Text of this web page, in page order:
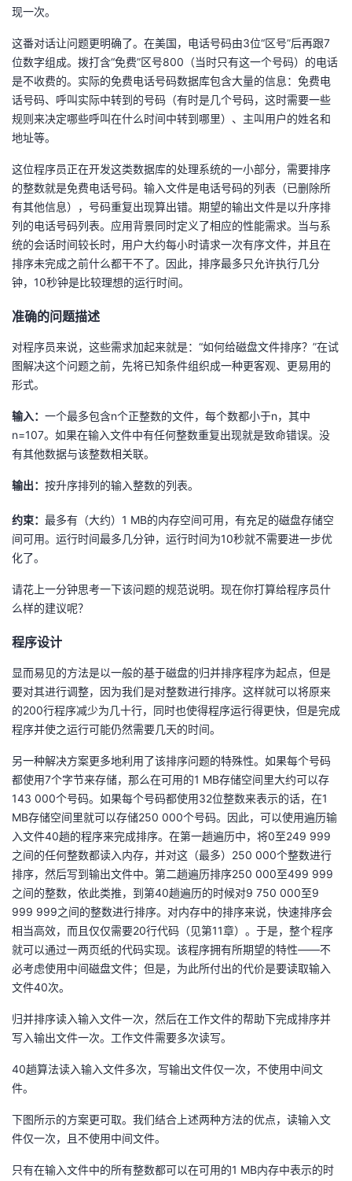
的
课
程
我
的
认
证
我
的
实
验
我
的
收
藏
技
术
支
持
的
云
声
建
议
现一次。
这番对话让问题更明确了。在美国，电话号码由3位“区号”后再跟7
位数字组成。拨打含“免费”区号800（当时只有这一个号码）的电话
是不收费的。实际的免费电话号码数据库包含大量的信息：免费电
话号码、呼叫实际中转到的号码（有时是几个号码，这时需要一些
规则来决定哪些呼叫在什么时间中转到哪里）、主叫用户的姓名和
地址等。
这位程序员正在开发这类数据库的处理系统的一小部分，需要排序
的整数就是免费电话号码。输入文件是电话号码的列表（已删除所
有其他信息），号码重复出现算出错。期望的输出文件是以升序排
列的电话号码列表。应用背景同时定义了相应的性能需求。当与系
统的会话时间较长时，用户大约每小时请求一次有序文件，并且在
排序未完成之前什么都干不了。因此，排序最多只允许执行几分
钟，10秒钟是比较理想的运行时间。
准确的问题描述
对程序员来说，这些需求加起来就是：“如何给磁盘文件排序？”在试
图解决这个问题之前，先将已知条件组织成一种更客观、更易用的
形式。
输入： 一个最多包含n个正整数的文件，每个数都小于n，其中
n=107。如果在输入文件中有任何整数重复出现就是致命错误。没
有其他数据与该整数相关联。
输出： 按升序排列的输入整数的列表。
约束： 最多有（大约）1 MB的内存空间可用，有充足的磁盘存储空
间可用。运行时间最多几分钟，运行时间为10秒就不需要进一步优
化了。
请花上一分钟思考一下该问题的规范说明。现在你打算给程序员什
么样的建议呢？
程序设计
显而易见的方法是以一般的基于磁盘的归并排序程序为起点，但是
要对其进行调整，因为我们是对整数进行排序。这样就可以将原来
的200行程序减少为几十行，同时也使得程序运行得更快，但是完成
程序并使之运行可能仍然需要几天的时间。
另一种解决方案更多地利用了该排序问题的特殊性。如果每个号码
都使用7个字节来存储，那么在可用的1 MB存储空间里大约可以存
143 000个号码。如果每个号码都使用32位整数来表示的话，在1
MB存储空间里就可以存储250 000个号码。因此，可以使用遍历输
入文件40趟的程序来完成排序。在第一趟遍历中，将0至249 999
之间的任何整数都读入内存，并对这（最多）250 000个整数进行
排序，然后写到输出文件中。第二趟遍历排序250 000至499 999
之间的整数，依此类推，到第40趟遍历的时候对9 750 000至9
999 999之间的整数进行排序。对内存中的排序来说，快速排序会
相当高效，而且仅仅需要20行代码（见第11章）。于是，整个程序
就可以通过一两页纸的代码实现。该程序拥有所期望的特性——不
必考虑使用中间磁盘文件；但是，为此所付出的代价是要读取输入
文件40次。
归并排序读入输入文件一次，然后在工作文件的帮助下完成排序并
写入输出文件一次。工作文件需要多次读写。
40趟算法读入输入文件多次，写输出文件仅一次，不使用中间文
件。
下图所示的方案更可取。我们结合上述两种方法的优点，读输入文
件仅一次，且不使用中间文件。
只有在输入文件中的所有整数都可以在可用的1 MB内存中表示的时